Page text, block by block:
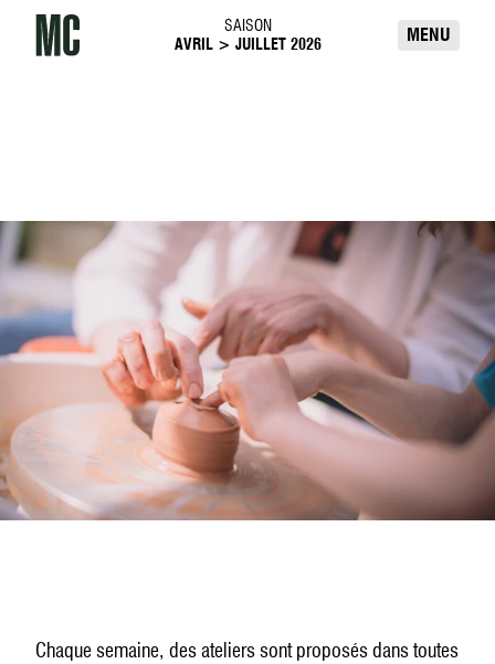
Passer directement au contenu
Maison de la création
SAISON
AVRIL > JUILLET 2026
MENU
Chaque semaine, des ateliers sont proposés dans toutes